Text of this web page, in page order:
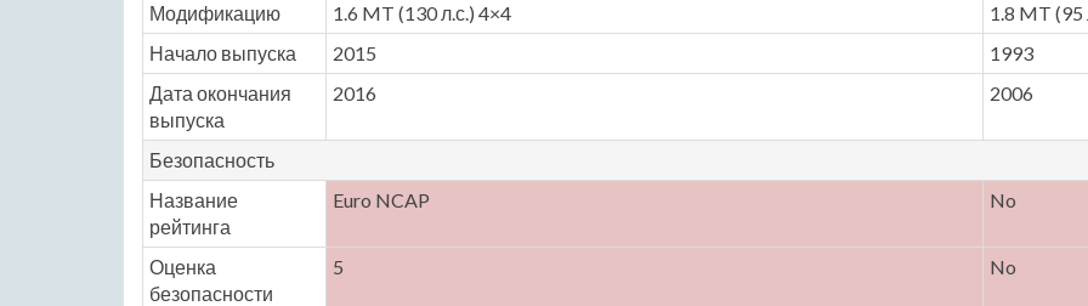
Модификацию
1.6 MT (130 л.с.) 4×4
1.8 MT (95
Начало выпуска
2015
1993
Дата окончания
выпуска
2016 2006
Безопасность
Название
рейтинга
Euro NCAP No
Оценка
безопасности
5 No